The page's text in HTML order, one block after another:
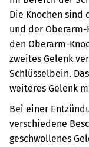
Die Knochen sind
und der
den Oberarm-
zweites Gelenk
Schlüsselbein.
weiteres Gelenk
Bei einer
verschiedene
geschwollenes